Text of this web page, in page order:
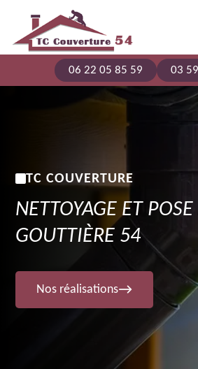
06 22 05 85 59 03
TC COUVERTURE
NETTOYAGE ET POSE
GOUTTIÈRE 54
Nos réalisations